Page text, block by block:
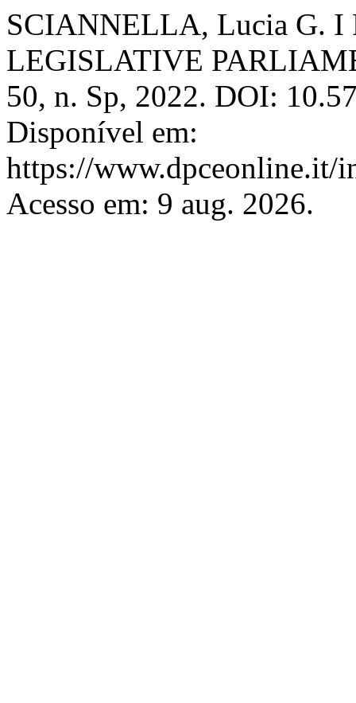
SCIANNELLA, Lucia G. I
LEGISLATIVE
50, n. Sp, 2022. DOI:
Disponível em:
https://www.dpceonline.it/
Acesso em: 9 aug. 2026.